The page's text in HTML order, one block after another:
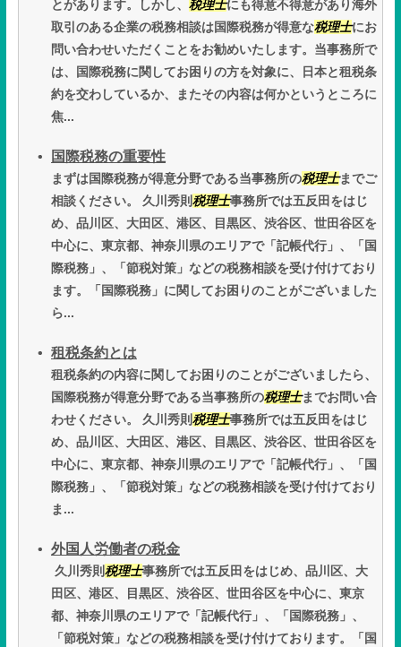
とがあります。しかし、 税理士にも得意不得意があり海外
取引のある企業の税務相談は国際税務が得意な税理士にお
問い合わせいただくことをお勧めいたします。当事務所で
は、国際税務に関してお困りの方を対象に、日本と租税条
約を交わしているか、またその内容は何かというところに
焦...
国際税務の重要性
まずは国際税務が得意分野である当事務所の税理士までご
相談ください。 久川秀則税理士事務所では五反田をはじ
め、品川区、大田区、港区、目黒区、渋谷区、世田谷区を
中心に、東京都、神奈川県のエリアで「記帳代行」、「国
際税務」、「節税対策」などの税務相談を受け付けており
ます。「国際税務」に関してお困りのことがございました
ら...
租税条約とは
租税条約の内容に関してお困りのことがございましたら、
国際税務が得意分野である当事務所の税理士までお問い合
わせください。 久川秀則税理士事務所では五反田をはじ
め、品川区、大田区、港区、目黒区、渋谷区、世田谷区を
中心に、東京都、神奈川県のエリアで「記帳代行」、「国
際税務」、「節税対策」などの税務相談を受け付けており
ま...
外国人労働者の税金
久川秀則税理士事務所では五反田をはじめ、品川区、大
田区、港区、目黒区、渋谷区、世田谷区を中心に、東京
都、神奈川県のエリアで「記帳代行」、「国際税務」、
「節税対策」などの税務相談を受け付けております。「国